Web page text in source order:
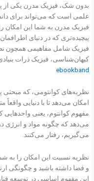
بدون شک، فیزیک مدرن یکی از
علمی است که می‌تواند برای
فیزیک مدرن به شما این امکان
پیچیده‌تری که در دنیای
فیزیک شامل مفاهیمی همچون
کیهان‌شناسی، فیزیک ذرات
ebookband
نظریه‌های کوانتومی، که
امکان می‌دهد تا با دنیایی واقعاً
مفهوم کوانتوم، یعنی
می‌دهد که چگونه مواد و انرژی
می‌گیریم، رفتار می‌کنند.
نظریه نسبیت این امکان را به
و فضا داشته باشید و چگونگی